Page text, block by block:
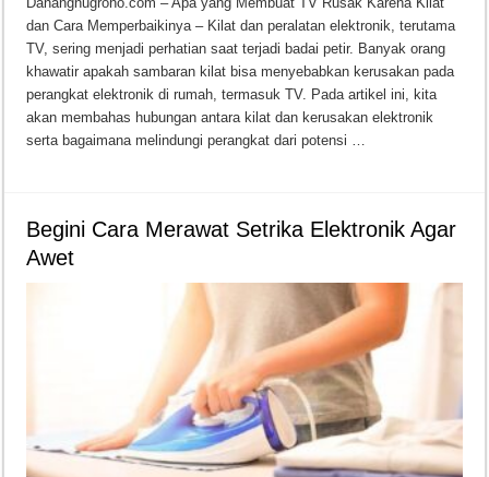
dan Cara Memperbaikinya – Kilat dan peralatan elektronik, terutama
TV, sering menjadi perhatian saat terjadi badai petir. Banyak orang
khawatir apakah sambaran kilat bisa menyebabkan kerusakan pada
perangkat elektronik di rumah, termasuk TV. Pada artikel ini, kita
akan membahas hubungan antara kilat dan kerusakan elektronik
serta bagaimana melindungi perangkat dari potensi …
Begini Cara Merawat Setrika Elektronik Agar
Awet